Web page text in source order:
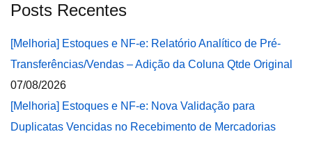
Posts Recentes
[Melhoria] Estoques e NF-e: Relatório Analítico de Pré-
Transferências/Vendas – Adição da Coluna Qtde Original
07/08/2026
[Melhoria] Estoques e NF-e: Nova Validação para
Duplicatas Vencidas no Recebimento de Mercadorias